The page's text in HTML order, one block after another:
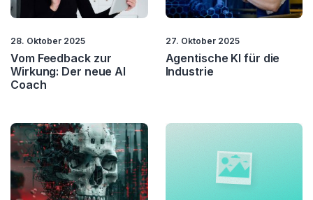
28. Oktober 2025
Vom Feedback zur
Wirkung: Der neue AI
Coach
27. Oktober 2025
Agentische KI für die
Industrie